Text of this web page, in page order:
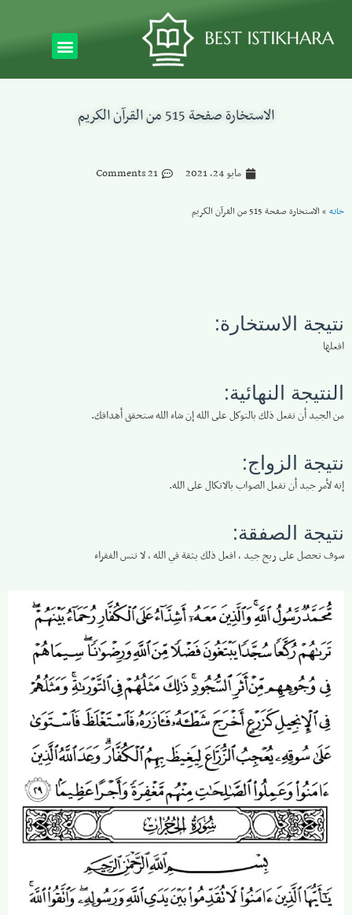
الاستخارة صفحة 515 من القرآن الكريم
مايو 24, 2021 21 Comments
خانه » الاستخارة صفحة 515 من القرآن الكريم
نتيجة الاستخارة:
افعلها
النتيجة النهائية:
من الجيد أن تفعل ذلك بالتوكل على الله إن شاء الله ستحقق أهدافك.
نتيجة الزواج:
إنه لأمر جيد أن تفعل الصواب بالاتكال على الله.
نتيجة الصفقة:
سوف تحصل على ربح جيد ، افعل ذلك بثقة في الله ، لا تنس الفقراء